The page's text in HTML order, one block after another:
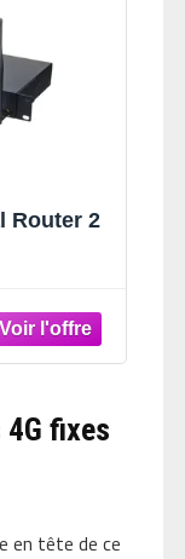
Router 2
fixes
en tête de ce